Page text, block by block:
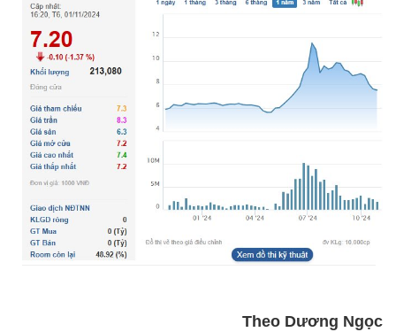
Theo Dương Ngọc